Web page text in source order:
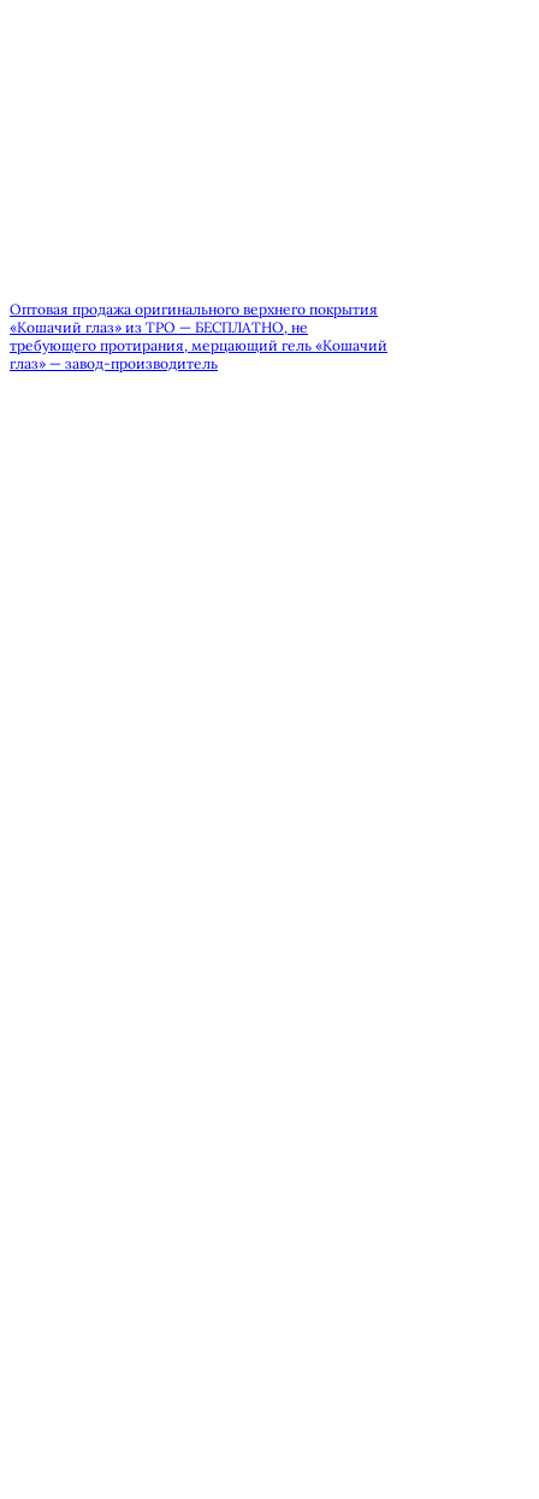
Оптовая продажа оригинального верхнего покрытия
«Кошачий глаз» из TPO — БЕСПЛАТНО, не
требующего протирания, мерцающий гель «Кошачий
глаз» — завод-производитель